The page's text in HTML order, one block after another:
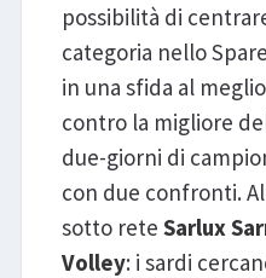
possibilità di
categoria nello
in una sfida al
contro la migliore
due-giorni di
con due confronti.
sotto rete Sarlux
Volley: i sardi